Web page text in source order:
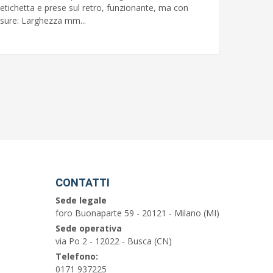
e prese sul retro, funzionante, ma con
Larghezza mm...
CONTATTI
Sede legale
foro Buonaparte 59 - 20121 - Milano (MI)
Sede operativa
via Po 2 - 12022 - Busca (CN)
Telefono:
0171 937225